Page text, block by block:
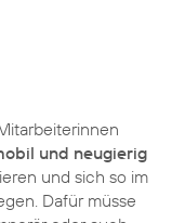
und neugierig
und sich so im
Dafür müsse